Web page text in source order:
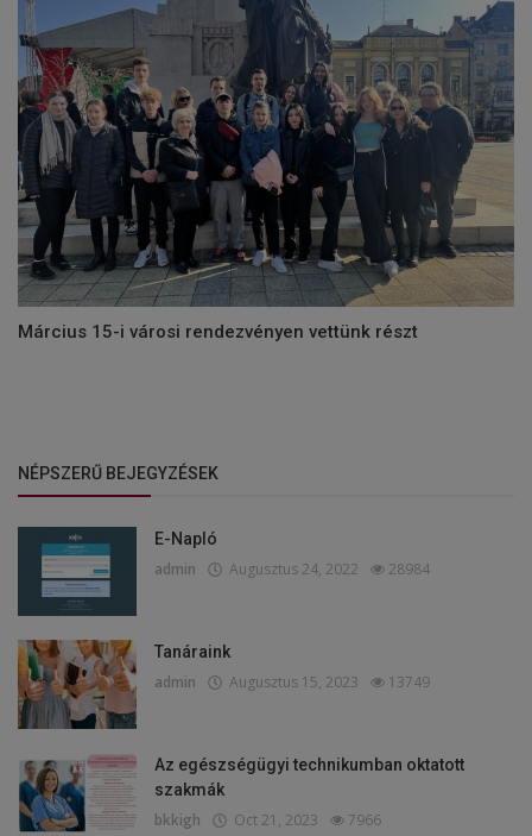
Március 15-i városi rendezvényen vettünk részt
NÉPSZERŰ BEJEGYZÉSEK
E-Napló
admin Augusztus 24, 2022 28984
Tanáraink
admin Augusztus 15, 2023 13749
Az egészségügyi technikumban oktatott
szakmák
bkkigh Oct 21, 2023 7966